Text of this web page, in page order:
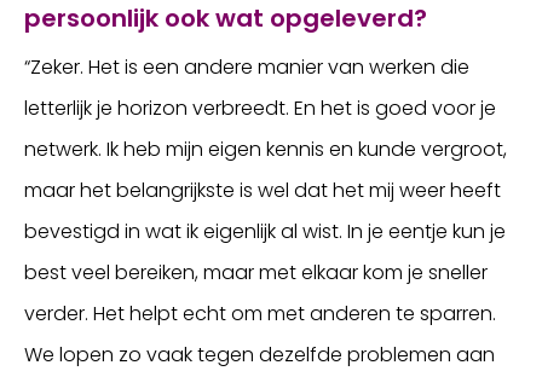
persoonlijk ook wat opgeleverd?
“Zeker. Het is een andere manier van werken die
letterlijk je horizon verbreedt. En het is goed voor je
netwerk. Ik heb mijn eigen kennis en kunde vergroot,
maar het belangrijkste is wel dat het mij weer heeft
bevestigd in wat ik eigenlijk al wist. In je eentje kun je
best veel bereiken, maar met elkaar kom je sneller
verder. Het helpt echt om met anderen te sparren.
We lopen zo vaak tegen dezelfde problemen aan